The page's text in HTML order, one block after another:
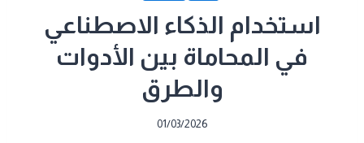
استخدام الذكاء الاصطناعي
في المحاماة بين الأدوات
والطرق
01/03/2026